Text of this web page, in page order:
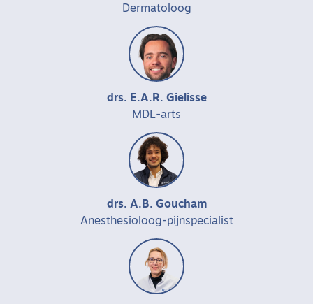
Dermatoloog
drs. E.A.R. Gielisse
MDL-arts
drs. A.B. Goucham
Anesthesioloog-pijnspecialist